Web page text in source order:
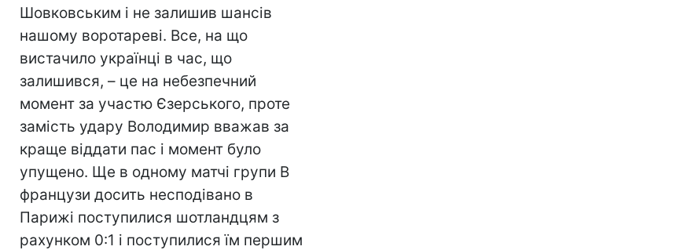
Шовковським і не залишив шансів
нашому воротареві. Все, на що
вистачило українці в час, що
залишився, – це на небезпечний
момент за участю Єзерського, проте
замість удару Володимир вважав за
краще віддати пас і момент було
упущено. Ще в одному матчі групи В
французи досить несподівано в
Парижі поступилися шотландцям з
рахунком 0:1 і поступилися їм першим